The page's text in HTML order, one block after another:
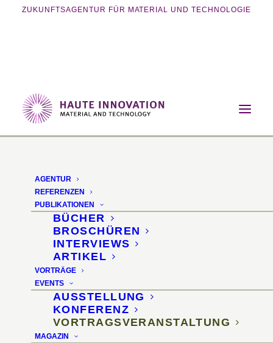
ZUKUNFTSAGENTUR FÜR MATERIAL UND TECHNOLOGIE
AGENTUR
REFERENZEN
PUBLIKATIONEN
BÜCHER
BROSCHÜREN
INTERVIEWS
ARTIKEL
VORTRÄGE
EVENTS
AUSSTELLUNG
KONFERENZ
VORTRAGSVERANSTALTUNG
MAGAZIN
Home Events
Vortragsveranstaltung
3D-Drucken für die Architektur und das